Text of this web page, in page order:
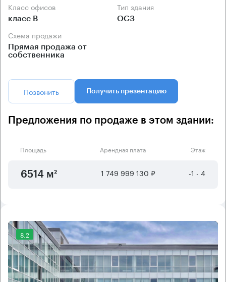
Класс офисов
класс B
Тип здания
ОСЗ
Схема продажи
Прямая продажа от
собственника
Позвонить Получить презентацию
Предложения по продаже в этом здании:
Площадь Арендная плата Этаж
6514 м² 1 749 999 130 ₽ -1 - 4
8.2